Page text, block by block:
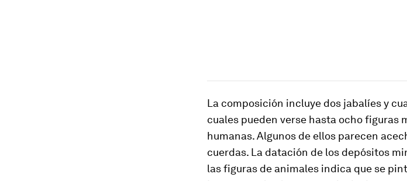
La composición incluye dos jabalíes y
cuales pueden verse hasta ocho figuras
humanas. Algunos de ellos parecen
cuerdas. La datación de los depósitos
las figuras de animales indica que se